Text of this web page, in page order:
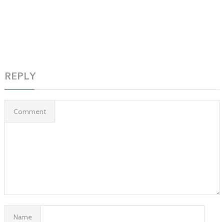
REPLY
Comment
Name